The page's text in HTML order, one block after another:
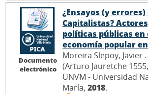
Documento
electrónico
¿Ensayos (y
Capitalistas?
políticas públicas en
economía popular
Moreira Slepoy, Javier
(Arturo Jauretche
UNVM - Universidad
María, 2018.